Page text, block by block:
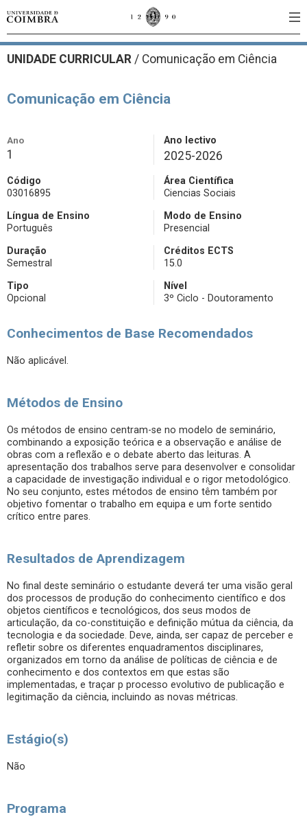
UNIDADE CURRICULAR / Comunicação em Ciência
Comunicação em Ciência
Ano
1
Ano lectivo
2025-2026
Código
03016895
Área Científica
Ciencias Sociais
Língua de Ensino
Português
Modo de Ensino
Presencial
Duração
Semestral
Créditos ECTS
15.0
Tipo
Opcional
Nível
3º Ciclo - Doutoramento
Conhecimentos de Base Recomendados
Não aplicável.
Métodos de Ensino
Os métodos de ensino centram-se no modelo de seminário,
combinando a exposição teórica e a observação e análise de
obras com a reflexão e o debate aberto das leituras. A
apresentação dos trabalhos serve para desenvolver e consolidar
a capacidade de investigação individual e o rigor metodológico.
No seu conjunto, estes métodos de ensino têm também por
objetivo fomentar o trabalho em equipa e um forte sentido
crítico entre pares.
Resultados de Aprendizagem
No final deste seminário o estudante deverá ter uma visão geral
dos processos de produção do conhecimento científico e dos
objetos científicos e tecnológicos, dos seus modos de
articulação, da co-constituição e definição mútua da ciência, da
tecnologia e da sociedade. Deve, ainda, ser capaz de perceber e
refletir sobre os diferentes enquadramentos disciplinares,
organizados em torno da análise de políticas de ciência e de
conhecimento e dos contextos em que estas são
implementadas, e traçar p processo evolutivo de publicação e
legitimação da ciência, incluindo as novas métricas.
Estágio(s)
Não
Programa